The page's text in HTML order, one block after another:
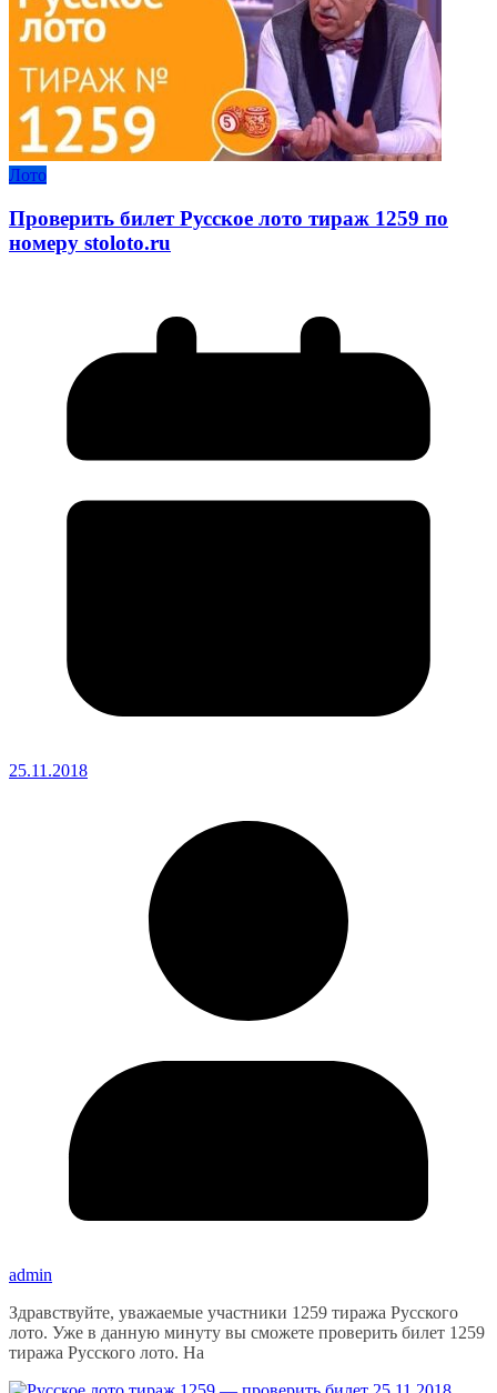
Лото
Проверить билет Русское лото тираж 1259 по
номеру stoloto.ru
25.11.2018
admin
Здравствуйте, уважаемые участники 1259 тиража Русского
лото. Уже в данную минуту вы сможете проверить билет 1259
тиража Русского лото. На